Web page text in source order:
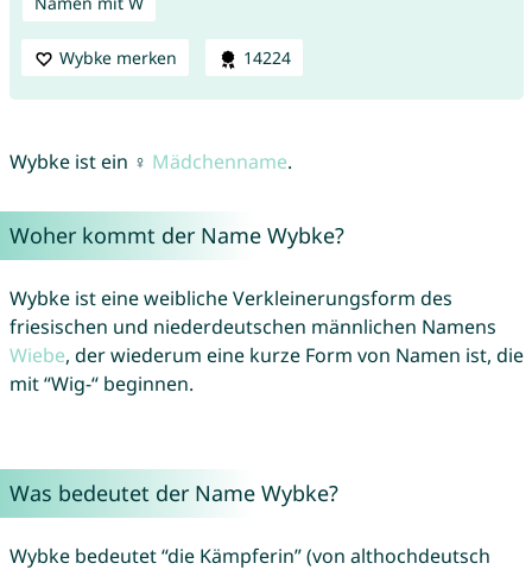
Wybke merken 14224
Wybke ist ein ♀ Mädchenname.
Woher kommt der Name Wybke?
Wybke ist eine weibliche Verkleinerungsform des
friesischen und niederdeutschen männlichen Namens
Wiebe, der wiederum eine kurze Form von Namen ist, die
mit “Wig-“ beginnen.
Was bedeutet der Name Wybke?
Wybke bedeutet “die Kämpferin” (von althochdeutsch